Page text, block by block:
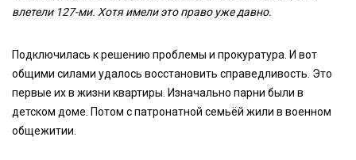
влетели 127-ми. Хотя имели это право уже давно.
Подключилась к решению проблемы и прокуратура. И вот
общими силами удалось восстановить справедливость. Это
первые их в жизни квартиры. Изначально парни были в
детском доме. Потом с патронатной семьёй жили в военном
общежитии.